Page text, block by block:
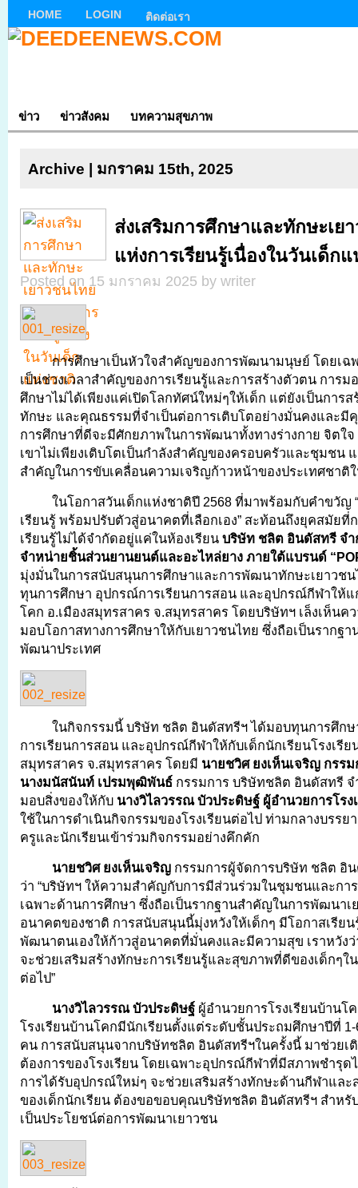
HOME LOGIN ติดต่อเรา
ข่าว ข่าวสังคม บทความสุขภาพ
Archive | มกราคม 15th, 2025
ส่งเสริมการศึกษาและทักษะเย
แห่งการเรียนรู้เนื่องในวันเด็ก
Posted on 15 มกราคม 2025 by writer
การศึกษาเป็นหัวใจสำคัญของการพัฒนามนุษย์ โดยเฉ
เป็นช่วงเวลาสำคัญของการเรียนรู้และการสร้างตัวตน การม
ศึกษาไม่ได้เพียงแค่เปิดโลกทัศน์ใหม่ๆให้เด็ก แต่ยังเป็นการ
ทักษะ และคุณธรรมที่จำเป็นต่อการเติบโตอย่างมั่นคงและมี
การศึกษาที่ดีจะมีศักยภาพในการพัฒนาทั้งทางร่างกาย จิตใ
เขาไม่เพียงเติบโตเป็นกำลังสำคัญของครอบครัวและชุมชน
สำคัญในการขับเคลื่อนความเจริญก้าวหน้าของประเทศชาติ
ในโอกาสวันเด็กแห่งชาติปี 2568 ที่มาพร้อมกับคำขวัญ
เรียนรู้ พร้อมปรับตัวสู่อนาคตที่เลือกเอง” สะท้อนถึงยุคสมัยที่
เรียนรู้ไม่ได้จำกัดอยู่แค่ในห้องเรียน บริษัท ชลิต อินดัสทรี จ
จำหน่ายชิ้นส่วนยานยนต์และอะไหล่ยาง ภายใต้แบรนด์
มุ่งมั่นในการสนับสนุนการศึกษาและการพัฒนาทักษะเยาวช
ทุนการศึกษา อุปกรณ์การเรียนการสอน และอุปกรณ์กีฬาให้แ
โคก อ.เมืองสมุทรสาคร จ.สมุทรสาคร โดยบริษัทฯ เล็งเห็นค
มอบโอกาสทางการศึกษาให้กับเยาวชนไทย ซึ่งถือเป็นรากฐ
พัฒนาประเทศ
ในกิจกรรมนี้ บริษัท ชลิต อินดัสทรีฯ ได้มอบทุนการศึก
การเรียนการสอน และอุปกรณ์กีฬาให้กับเด็กนักเรียนโรงเรีย
สมุทรสาคร จ.สมุทรสาคร โดยมี นายชวิศ ยงเห็นเจริญ กรร
นางมนัสนันท์ เปรมพุฒิพันธ์ กรรมการ บริษัทชลิต อินดัสทรี
มอบสิ่งของให้กับ นางวิไลวรรณ บัวประดิษฐ์ ผู้อำนวยการโรง
ใช้ในการดำเนินกิจกรรมของโรงเรียนต่อไป ท่ามกลางบรร
ครูและนักเรียนเข้าร่วมกิจกรรมอย่างคึกคัก
นายชวิศ ยงเห็นเจริญ กรรมการผู้จัดการบริษัท ชลิต อิ
ว่า “บริษัทฯ ให้ความสำคัญกับการมีส่วนร่วมในชุมชนและก
เฉพาะด้านการศึกษา ซึ่งถือเป็นรากฐานสำคัญในการพัฒนาเ
อนาคตของชาติ การสนับสนุนนี้มุ่งหวังให้เด็กๆ มีโอกาสเรียน
พัฒนาตนเองให้ก้าวสู่อนาคตที่มั่นคงและมีความสุข เราหวัง
จะช่วยเสริมสร้างทักษะการเรียนรู้และสุขภาพที่ดีของเด็กๆใ
ต่อไป”
นางวิไลวรรณ บัวประดิษฐ์ ผู้อำนวยการโรงเรียนบ้านโ
โรงเรียนบ้านโคกมีนักเรียนตั้งแต่ระดับชั้นประถมศึกษาปีที่ 1-
คน การสนับสนุนจากบริษัทชลิต อินดัสทรีฯในครั้งนี้ มาช่วยเ
ต้องการของโรงเรียน โดยเฉพาะอุปกรณ์กีฬาที่มีสภาพชำรุด
การได้รับอุปกรณ์ใหม่ๆ จะช่วยเสริมสร้างทักษะด้านกีฬาและ
ของเด็กนักเรียน ต้องขอขอบคุณบริษัทชลิต อินดัสทรีฯ สำหรั
เป็นประโยชน์ต่อการพัฒนาเยาวชน